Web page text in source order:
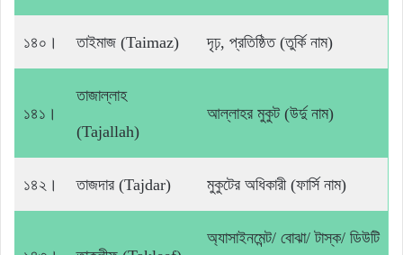
১৪০। তাইমাজ (Taimaz) দৃঢ়, প্রতিষ্ঠিত (তুর্কি নাম)
১৪১।
তাজাল্লাহ
(Tajallah)
আল্লাহর মুকুট (উর্দু নাম)
১৪২। তাজদার (Tajdar) মুকুটের অধিকারী (ফার্সি নাম)
অ্যাসাইনমেন্ট/ বোঝা/ টাস্ক/ ডিউটি